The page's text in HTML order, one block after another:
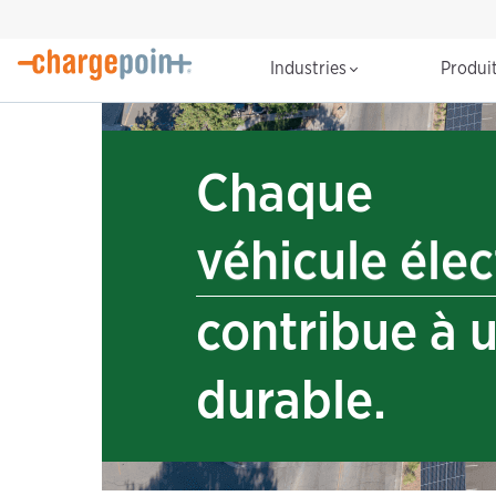
Industries
Chaque
réduction
kWh
véhicule
contribue à
durable.